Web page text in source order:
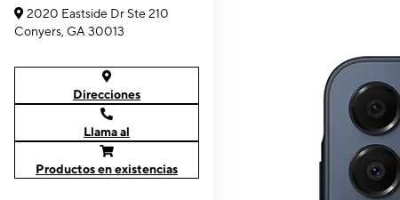
2020 Eastside Dr Ste 210
Conyers, GA 30013
Direcciones
Llama al
Productos en existencias